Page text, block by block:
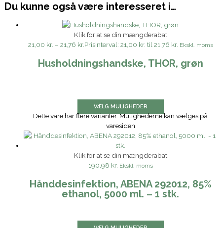
Du kunne også være interesseret i…
Klik for at se din mængderabat
21,00 kr. – 21,76 kr.Prisinterval: 21,00 kr. til 21,76 kr. Ekskl. moms
Husholdningshandske, THOR, grøn
VÆLG MULIGHEDER
Dette vare har flere varianter. Mulighederne kan vælges på
varesiden
Klik for at se din mængderabat
190,98 kr. Ekskl. moms
Hånddesinfektion, ABENA 292012, 85%
ethanol, 5000 ml. – 1 stk.